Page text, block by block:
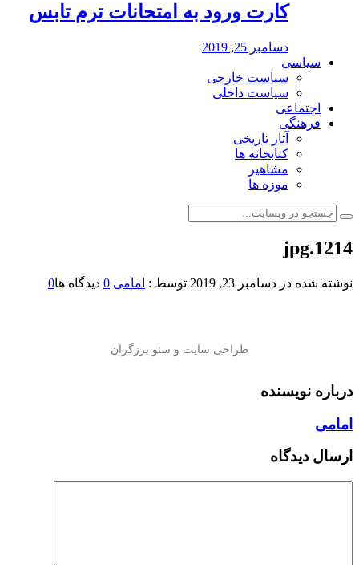
کارت ورود به امتحانات ترم تابس
دسامبر 25, 2019
سیاسی
سیاست خارجی
سیاست داخلی
اجتماعی
فرهنگی
آثار تاریخی
کتابخانه ها
مشاهیر
موزه ها
1214.jpg
نوشته شده در دسامبر 23, 2019 توسط : امامی 0 دیدگاه ها0
درباره نویسنده
امامی
ارسال دیدگاه